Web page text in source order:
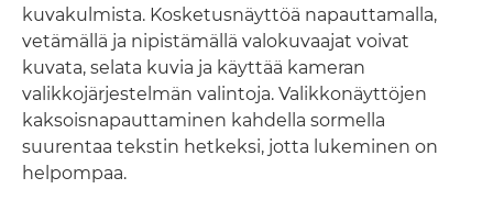
kuvakulmista. Kosketusnäyttöä napauttamalla,
vetämällä ja nipistämällä valokuvaajat voivat
kuvata, selata kuvia ja käyttää kameran
valikkojärjestelmän valintoja. Valikkonäyttöjen
kaksoisnapauttaminen kahdella sormella
suurentaa tekstin hetkeksi, jotta lukeminen on
helpompaa.